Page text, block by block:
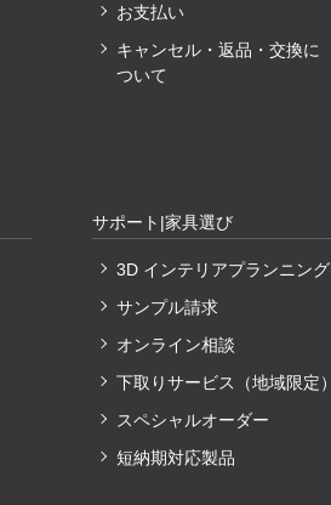
お支払い
キャンセル・返品・交換に
ついて
サポート|家具選び
3D インテリアプランニング
サンプル請求
オンライン相談
下取りサービス（地域限定）
スペシャルオーダー
短納期対応製品